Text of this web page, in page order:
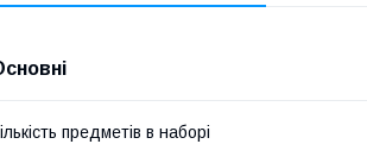
предметів в наборі